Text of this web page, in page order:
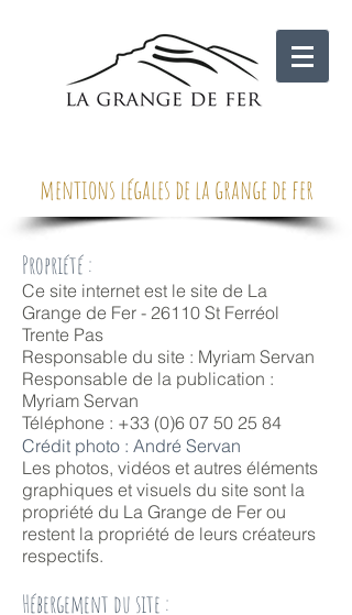
mentions légales de la grange de fer
Propriété :
Ce site internet est le site de La
Grange de Fer - 26110 St Ferréol
Trente Pas
Responsable du site : Myriam Servan
Responsable de la publication :
Myriam Servan
Téléphone : +33 (0)6 07 50 25 84
Crédit photo : André Servan
Les photos, vidéos et autres éléments
graphiques et visuels du site sont la
propriété du La Grange de Fer ou
restent la propriété de leurs créateurs
respectifs.
Hébergement du site :